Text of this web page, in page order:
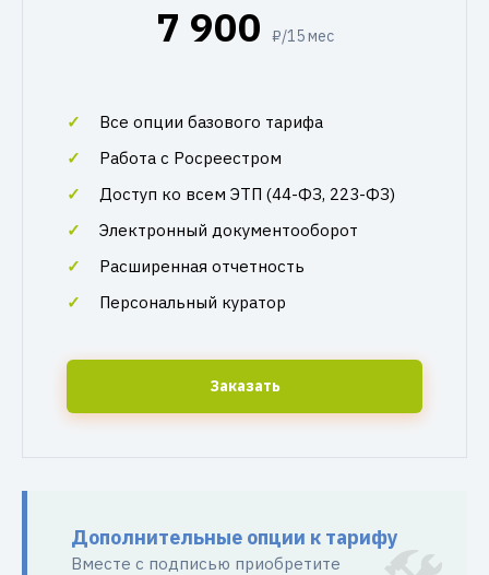
7 900 ₽/15 мес
Все опции базового тарифа
Работа с Росреестром
Доступ ко всем ЭТП (44-ФЗ, 223-ФЗ)
Электронный документооборот
Расширенная отчетность
Персональный куратор
Заказать
Дополнительные опции к тарифу
Вместе с подписью приобретите